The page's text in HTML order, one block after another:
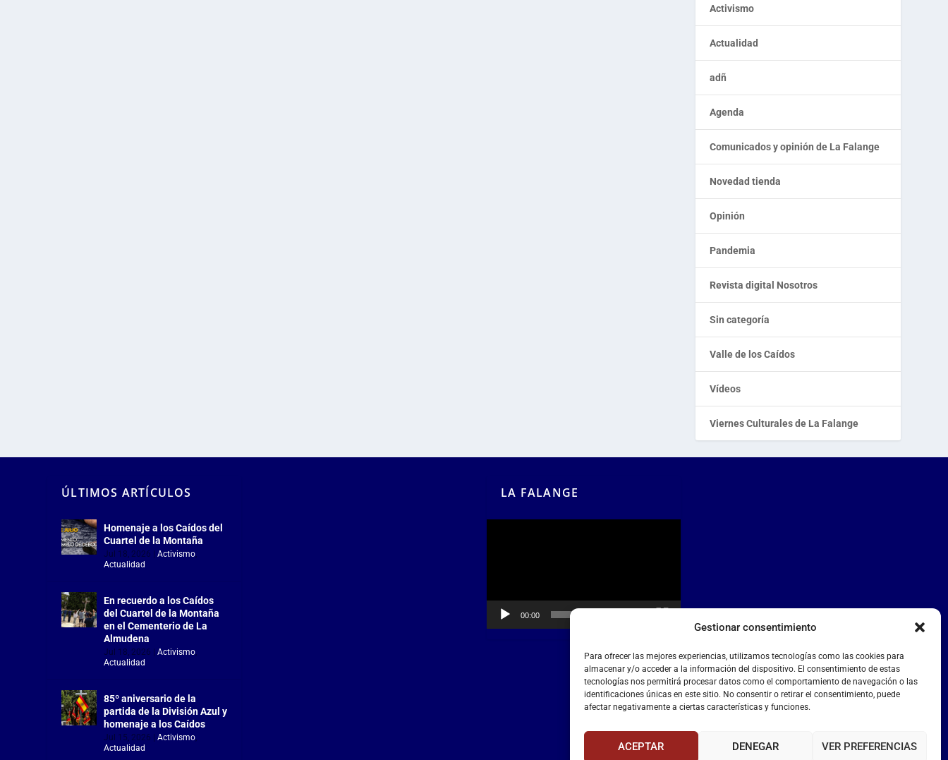
Gestionar consentimiento
Para ofrecer las mejores experiencias, utilizamos tecnologías como las cookies para
almacenar y/o acceder a la información del dispositivo. El consentimiento de estas
tecnologías nos permitirá procesar datos como el comportamiento de navegación o las
identificaciones únicas en este sitio. No consentir o retirar el consentimiento, puede
afectar negativamente a ciertas características y funciones.
ACEPTAR DENEGAR VER PREFERENCIAS
Activismo
Actualidad
adñ
Agenda
Comunicados y opinión de La Falange
Novedad tienda
Opinión
Pandemia
Revista digital Nosotros
Sin categoría
Valle de los Caídos
Vídeos
Viernes Culturales de La Falange
ÚLTIMOS ARTÍCULOS
Homenaje a los Caídos del
Cuartel de la Montaña
Jul 18, 2026 |Activismo,
Actualidad
En recuerdo a los Caídos
del Cuartel de la Montaña
en el Cementerio de La
Almudena
Jul 18, 2026 |Activismo,
Actualidad
85º aniversario de la
partida de la División Azul y
homenaje a los Caídos
Jul 15, 2026 |Activismo,
Actualidad
LA FALANGE
00:00